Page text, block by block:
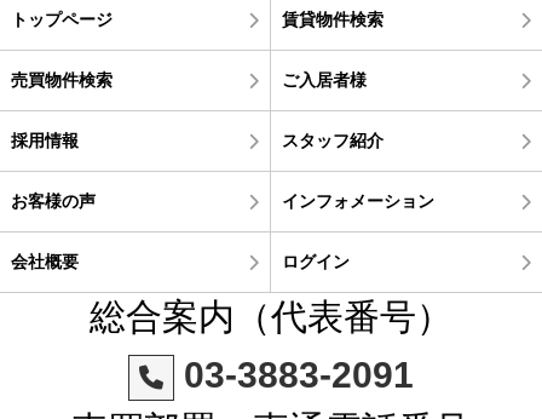
トップページ 賃貸物件検索
売買物件検索 ご入居者様
採用情報 スタッフ紹介
お客様の声 インフォメーション
会社概要 ログイン
総合案内（代表番号）
03-3883-2091